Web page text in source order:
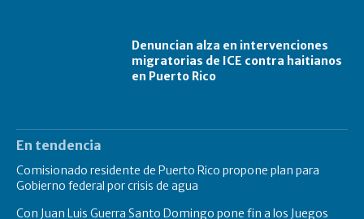
Denuncian alza en intervenciones
migratorias de ICE contra haitianos
en Puerto Rico
En tendencia
Comisionado residente de Puerto Rico propone plan para
Gobierno federal por crisis de agua
Con Juan Luis Guerra Santo Domingo pone fin a los Juegos